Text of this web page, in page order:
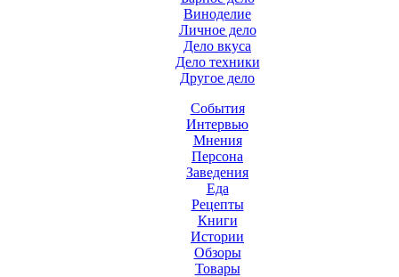
Виноделие
Личное дело
Дело вкуса
Дело техники
Другое дело
События
Интервью
Мнения
Персона
Заведения
Еда
Рецепты
Книги
Истории
Обзоры
Товары